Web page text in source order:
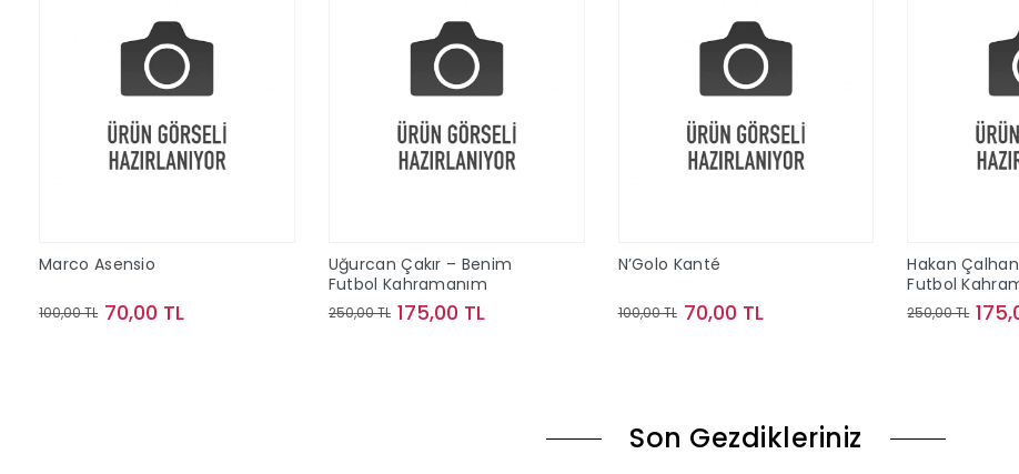
Marco Asensio
100,00 TL 70,00 TL
Uğurcan Çakır – Benim
Futbol Kahramanım
250,00 TL 175,00 TL
N’Golo Kanté
100,00 TL 70,00 TL
Hakan
Futbol
250,00 TL
Son Gezdikleriniz